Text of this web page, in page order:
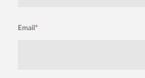
Email*